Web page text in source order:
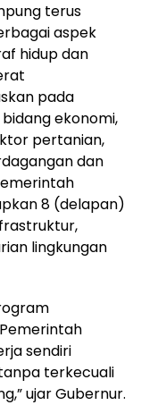
terus
aspek
hidup dan
pada
ekonomi,
pertanian,
dan
8 (delapan)
lingkungan
sendiri
terkecuali
ujar Gubernur.